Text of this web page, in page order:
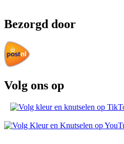
Bezorgd door
Volg ons op